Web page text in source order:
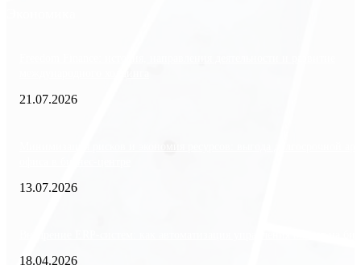
21.07.2026
13.07.2026
18.04.2026